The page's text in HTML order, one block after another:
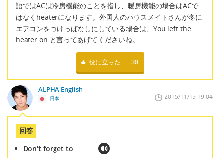
語ではACは冷房機能のことを指し、暖房機能の場合はACで
はなくheaterになります。外国人のハウスメイトさんが冬に
エアコンをつけっぱなしにしている場合は、You left the
heater on.と言ってあげてくださいね。
役に立った 38
ALPHA English
日本 2015/11/19 19:04
回答
Don't forget to_______